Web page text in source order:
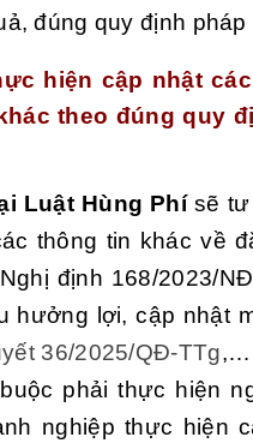
đúng quy định
hiện cập nhật
theo đúng quy
Luật Hùng Phísẽ tư
thông tin khác về
định 168/2023/
hưởng lợi, cập nhật
36/2025/QĐ-TTg,…
phải thực hiện
nghiệp thực hiện